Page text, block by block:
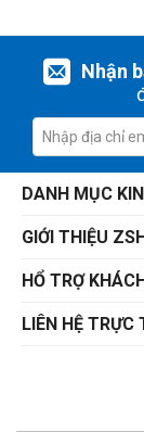
Nhận
DANH MỤC
GIỚI THIỆU
HỔ TRỢ
LIÊN HỆ TRỰC